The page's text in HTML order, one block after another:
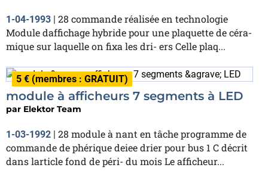
1-04-1993 | 28 commande réalisée en technologie
Module daffichage hybride pour une plaquette de céra-
mique sur laquelle on fixa les dri- ers Celle plaq...
5 € (membres : GRATUIT)
module à afficheurs 7 segments à LED
par Elektor Team
1-03-1992 | 28 module à nant en tâche programme de
commande de phérique deiee drier pour bus 1 C décrit
dans larticle fond de péri- du mois Le afficheur...